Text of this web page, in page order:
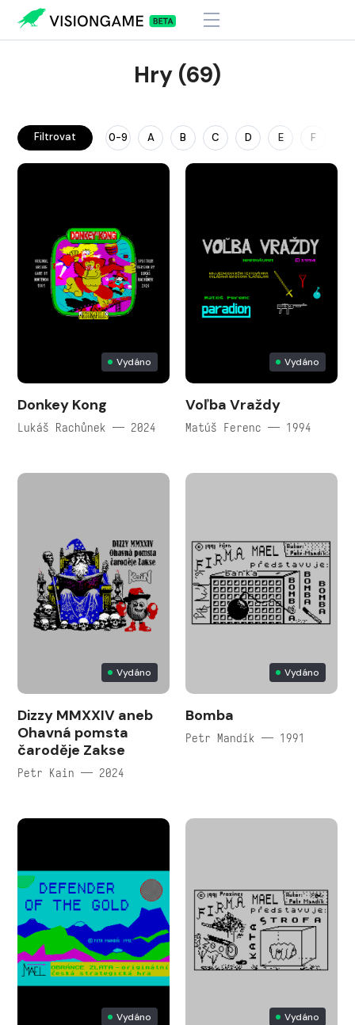
Hry (69)
Filtrovat 0-9 A B C D E F
Vydáno
Donkey Kong
Lukáš Rachůnek — 2024
Vydáno
Voľba Vraždy
Matúš Ferenc — 1994
Vydáno
Dizzy MMXXIV aneb
Ohavná pomsta
čaroděje Zakse
Petr Kain — 2024
Vydáno
Bomba
Petr Mandík — 1991
Vydáno Vydáno